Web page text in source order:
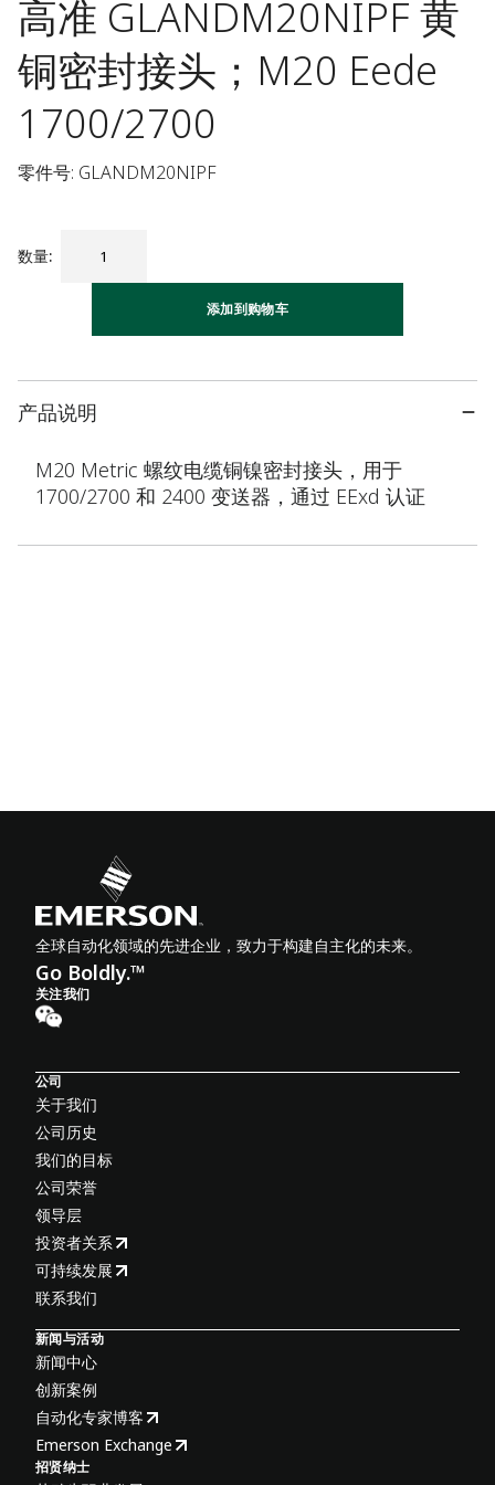
高准 GLANDM20NIPF 黄
铜密封接头；M20 Eede
1700/2700
零件号: GLANDM20NIPF
数量:
添加到购物车
产品说明
M20 Metric 螺纹电缆铜镍密封接头，用于
1700/2700 和 2400 变送器，通过 EExd 认证
全球自动化领域的先进企业，致力于构建自主化的未来。
Go Boldly.™
关注我们
公司
关于我们
公司历史
我们的目标
公司荣誉
领导层
投资者关系
可持续发展
联系我们
新闻与活动
新闻中心
创新案例
自动化专家博客
Emerson Exchange
招贤纳士